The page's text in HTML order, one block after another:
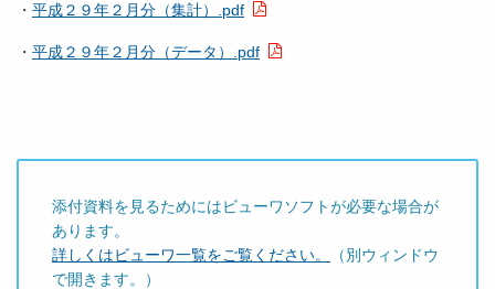
・ 平成２９年２月分（集計）.pdf
・ 平成２９年２月分（データ）.pdf
添付資料を見るためにはビューワソフトが必要な場合が
あります。
詳しくはビューワ一覧をご覧ください。
（別ウィンドウ
で開きます。）